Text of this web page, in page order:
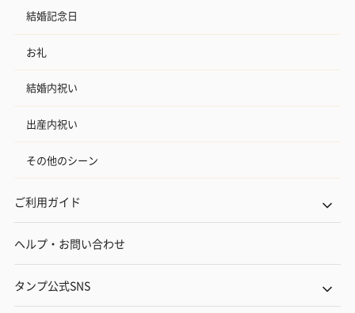
結婚記念日
お礼
結婚内祝い
出産内祝い
その他のシーン
ご利用ガイド
ヘルプ・お問い合わせ
タンプ公式SNS